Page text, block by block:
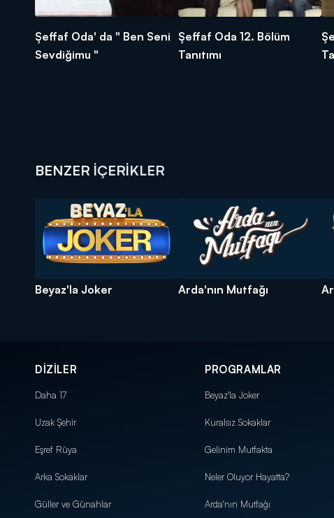
Şeffaf Oda' da " Ben Seni
Sevdiğimu "
Şeffaf Oda 12. Bölüm
Tanıtımı
BENZER İÇERİKLER
Beyaz'la Joker Arda'nın Mutfağı
DİZİLER
Daha 17
Uzak Şehir
Eşref Rüya
Arka Sokaklar
Güller ve Günahlar
PROGRAMLAR
Beyaz'la Joker
Kuralsız Sokaklar
Gelinim Mutfakta
Neler Oluyor Hayatta?
Arda'nın Mutfağı